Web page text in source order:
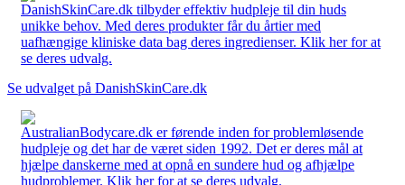
DanishSkinCare.dk tilbyder effektiv hudpleje til din huds
unikke behov. Med deres produkter får du årtier med
uafhængige kliniske data bag deres ingredienser. Klik her for at
se deres udvalg.
Se udvalget på DanishSkinCare.dk
AustralianBodycare.dk er førende inden for problemløsende
hudpleje og det har de været siden 1992. Det er deres mål at
hjælpe danskerne med at opnå en sundere hud og afhjælpe
hudproblemer. Klik her for at se deres udvalg.